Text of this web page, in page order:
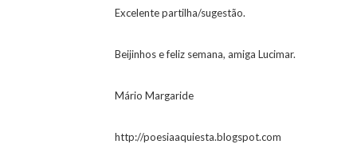
Excelente partilha/sugestão.
Beijinhos e feliz semana, amiga Lucimar.
Mário Margaride
http://poesiaaquiesta.blogspot.com